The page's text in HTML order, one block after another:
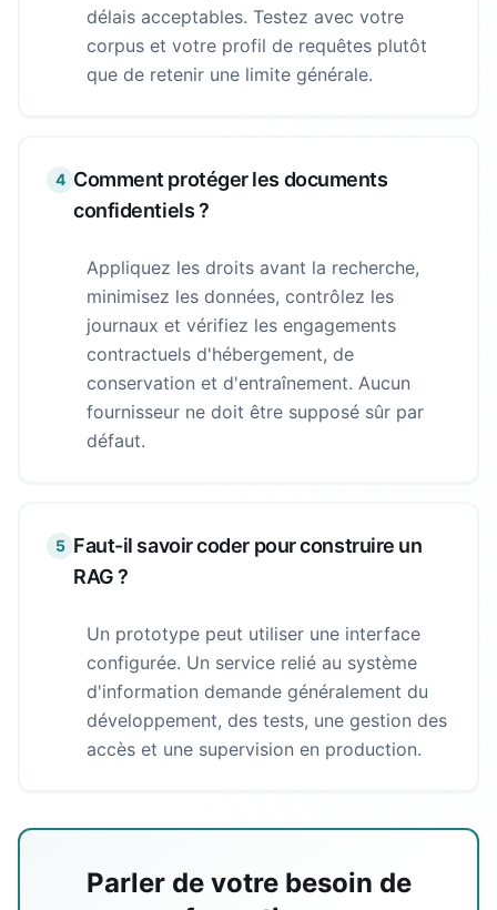
délais acceptables. Testez avec votre
corpus et votre profil de requêtes plutôt
que de retenir une limite générale.
4 Comment protéger les documents
confidentiels ?
Appliquez les droits avant la recherche,
minimisez les données, contrôlez les
journaux et vérifiez les engagements
contractuels d'hébergement, de
conservation et d'entraînement. Aucun
fournisseur ne doit être supposé sûr par
défaut.
5 Faut-il savoir coder pour construire un
RAG ?
Un prototype peut utiliser une interface
configurée. Un service relié au système
d'information demande généralement du
développement, des tests, une gestion des
accès et une supervision en production.
Parler de votre besoin de